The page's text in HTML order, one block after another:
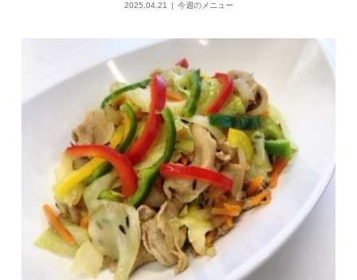
2025.04.21 今週のメニュー